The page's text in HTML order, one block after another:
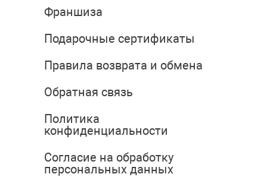
Франшиза
Подарочные сертификаты
Правила возврата и обмена
Обратная связь
Политика
конфиденциальности
Согласие на обработку
персональных данных